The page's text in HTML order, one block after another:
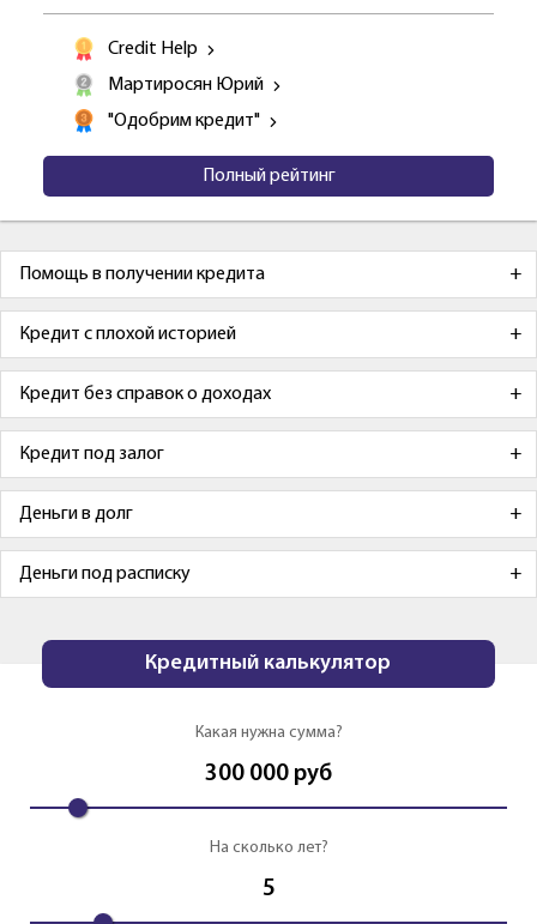
Credit Help
Мартиросян Юрий
"Одобрим кредит"
Полный рейтинг
Помощь в получении кредита
Кредит с плохой историей
Кредит без справок о доходах
Кредит под залог
Деньги в долг
Деньги под расписку
Кредитный калькулятор
Какая нужна сумма?
300 000 руб
На сколько лет?
5